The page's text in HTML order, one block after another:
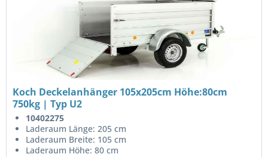
Koch Deckelanhänger 105x205cm Höhe:80cm
750kg | Typ U2
10402275
Laderaum Länge: 205 cm
Laderaum Breite: 105 cm
Laderaum Höhe: 80 cm